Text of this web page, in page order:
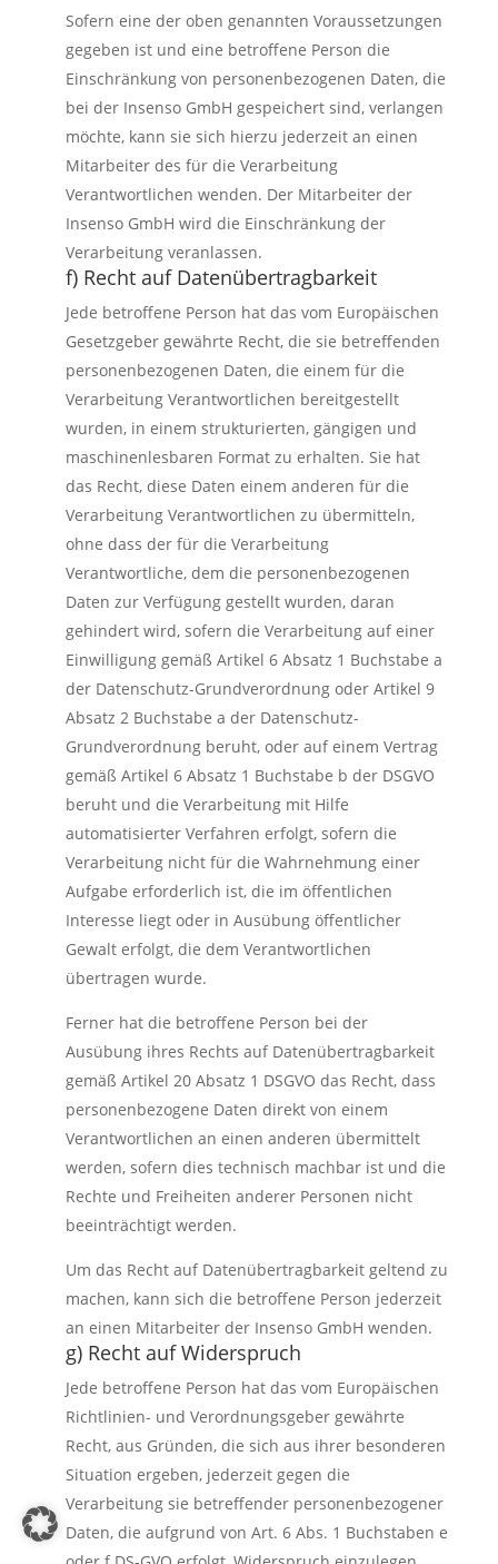
Sofern eine der oben genannten Voraussetzungen
gegeben ist und eine betroffene Person die
Einschränkung von personenbezogenen Daten, die
bei der Insenso GmbH gespeichert sind, verlangen
möchte, kann sie sich hierzu jederzeit an einen
Mitarbeiter des für die Verarbeitung
Verantwortlichen wenden. Der Mitarbeiter der
Insenso GmbH wird die Einschränkung der
Verarbeitung veranlassen.
f) Recht auf Datenübertragbarkeit
Jede betroffene Person hat das vom Europäischen
Gesetzgeber gewährte Recht, die sie betreffenden
personenbezogenen Daten, die einem für die
Verarbeitung Verantwortlichen bereitgestellt
wurden, in einem strukturierten, gängigen und
maschinenlesbaren Format zu erhalten. Sie hat
das Recht, diese Daten einem anderen für die
Verarbeitung Verantwortlichen zu übermitteln,
ohne dass der für die Verarbeitung
Verantwortliche, dem die personenbezogenen
Daten zur Verfügung gestellt wurden, daran
gehindert wird, sofern die Verarbeitung auf einer
Einwilligung gemäß Artikel 6 Absatz 1 Buchstabe a
der Datenschutz-Grundverordnung oder Artikel 9
Absatz 2 Buchstabe a der Datenschutz-
Grundverordnung beruht, oder auf einem Vertrag
gemäß Artikel 6 Absatz 1 Buchstabe b der DSGVO
beruht und die Verarbeitung mit Hilfe
automatisierter Verfahren erfolgt, sofern die
Verarbeitung nicht für die Wahrnehmung einer
Aufgabe erforderlich ist, die im öffentlichen
Interesse liegt oder in Ausübung öffentlicher
Gewalt erfolgt, die dem Verantwortlichen
übertragen wurde.
Ferner hat die betroffene Person bei der
Ausübung ihres Rechts auf Datenübertragbarkeit
gemäß Artikel 20 Absatz 1 DSGVO das Recht, dass
personenbezogene Daten direkt von einem
Verantwortlichen an einen anderen übermittelt
werden, sofern dies technisch machbar ist und die
Rechte und Freiheiten anderer Personen nicht
beeinträchtigt werden.
Um das Recht auf Datenübertragbarkeit geltend zu
machen, kann sich die betroffene Person jederzeit
an einen Mitarbeiter der Insenso GmbH wenden.
g) Recht auf Widerspruch
Jede betroffene Person hat das vom Europäischen
Richtlinien- und Verordnungsgeber gewährte
Recht, aus Gründen, die sich aus ihrer besonderen
Situation ergeben, jederzeit gegen die
Verarbeitung sie betreffender personenbezogener
Daten, die aufgrund von Art. 6 Abs. 1 Buchstaben e